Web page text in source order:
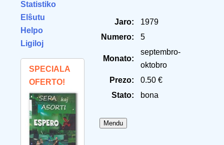
Statistiko
Elŝutu
Helpo
Ligiloj
SPECIALA
OFERTO!
Jaro:
1979
Numero:
5
Monato:
septembro-
oktobro
Prezo:
0.50 €
Stato:
bona